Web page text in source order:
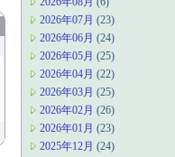
2026年07月 (23)
2026年06月 (24)
2026年05月 (25)
2026年04月 (22)
2026年03月 (25)
2026年02月 (26)
2026年01月 (23)
2025年12月 (24)